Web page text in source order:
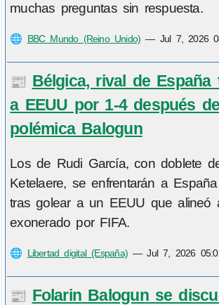
muchas preguntas sin respuesta.
🌐 BBC Mundo (Reino Unido) — Jul 7, 2026
📰 Bélgica, rival de España
a EEUU por 1-4 después
polémica Balogun
Los de Rudi García, con doblete
Ketelaere, se enfrentarán a
tras golear a un EEUU que alineó
exonerado por FIFA.
🌐 Libertad digital (España) —Jul 7, 2026
📰 Folarin Balogun se